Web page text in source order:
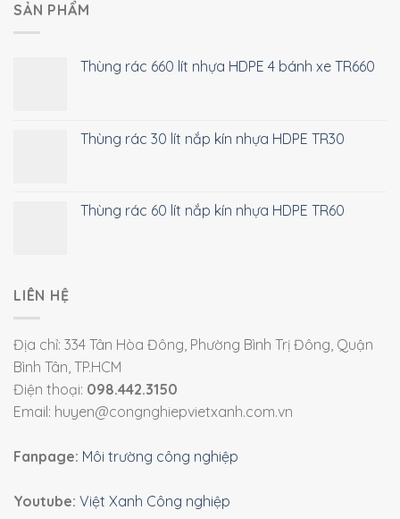
SẢN PHẨM
Thùng rác 660 lít nhựa HDPE 4 bánh xe TR660
Thùng rác 30 lít nắp kín nhựa HDPE TR30
Thùng rác 60 lít nắp kín nhựa HDPE TR60
LIÊN HỆ
Địa chỉ: 334 Tân Hòa Đông, Phường Bình Trị Đông, Quận
Bình Tân, TP.HCM
Điện thoại: 098.442.3150
Email: huyen@congnghiepvietxanh.com.vn
Fanpage: Môi trường công nghiệp
Youtube: Việt Xanh Công nghiệp